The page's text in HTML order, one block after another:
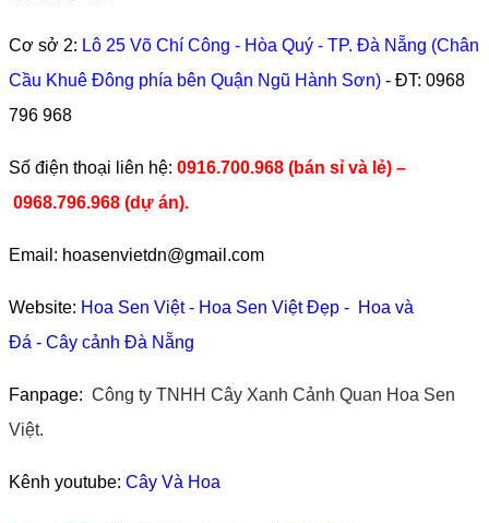
Cơ sở 2: Lô 25 Võ Chí Công - Hòa Quý - TP. Đà Nẵng (Chân
Cầu Khuê Đông phía bên Quận Ngũ Hành Sơn) - ĐT: 0968
796 968
​Số điện thoại liên hệ: 0916.700.968 (bán sỉ và lẻ) –
0968.796.968 (dự án).
Email: hoasenvietdn@gmail.com
Website: Hoa Sen Việt- Hoa Sen Việt Đẹp - Hoa và
Đá - Cây cảnh Đà Nẵng
Fanpage: Công ty TNHH Cây Xanh Cảnh Quan Hoa Sen
Việt.
Kênh youtube: Cây Và Hoa